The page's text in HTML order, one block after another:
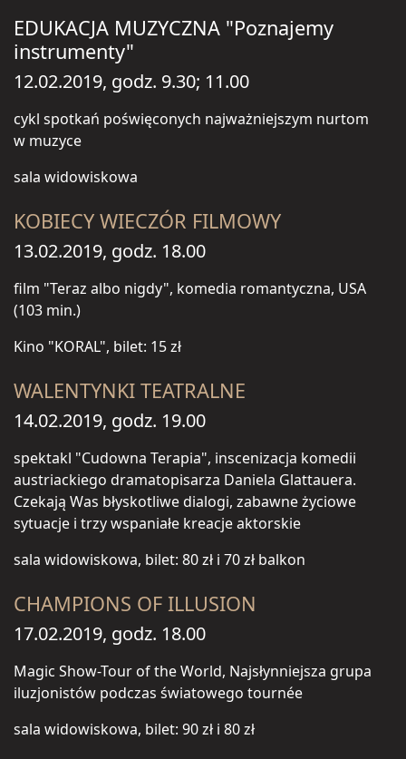
EDUKACJA MUZYCZNA "Poznajemy
instrumenty"
12.02.2019, godz. 9.30; 11.00
cykl spotkań poświęconych najważniejszym nurtom
w muzyce
sala widowiskowa
KOBIECY WIECZÓR FILMOWY
13.02.2019, godz. 18.00
film "Teraz albo nigdy", komedia romantyczna, USA
(103 min.)
Kino "KORAL", bilet: 15 zł
WALENTYNKI TEATRALNE
14.02.2019, godz. 19.00
spektakl "Cudowna Terapia", inscenizacja komedii
austriackiego dramatopisarza Daniela Glattauera.
Czekają Was błyskotliwe dialogi, zabawne życiowe
sytuacje i trzy wspaniałe kreacje aktorskie
sala widowiskowa, bilet: 80 zł i 70 zł balkon
CHAMPIONS OF ILLUSION
17.02.2019, godz. 18.00
Magic Show-Tour of the World, Najsłynniejsza grupa
iluzjonistów podczas światowego tournée
sala widowiskowa, bilet: 90 zł i 80 zł